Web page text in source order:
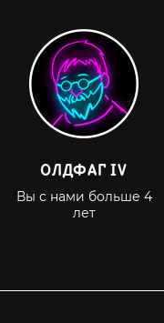
ОЛДФАГ IV
Вы с нами больше 4
лет